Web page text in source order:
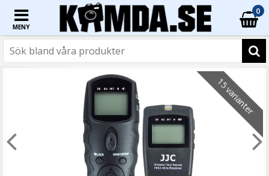
MENY
0
15 varianter